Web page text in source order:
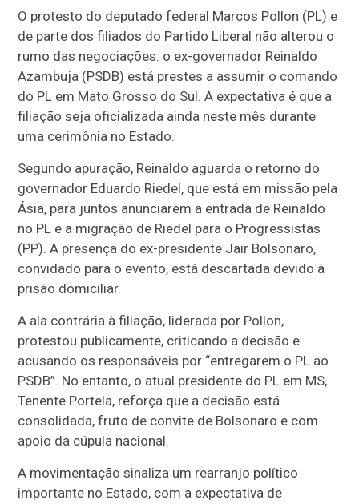
O protesto do deputado federal Marcos Pollon (PL) e
de parte dos filiados do Partido Liberal não alterou o
rumo das negociações: o ex-governador Reinaldo
Azambuja (PSDB) está prestes a assumir o comando
do PL em Mato Grosso do Sul. A expectativa é que a
filiação seja oficializada ainda neste mês durante
uma cerimônia no Estado.
Segundo apuração, Reinaldo aguarda o retorno do
governador Eduardo Riedel, que está em missão pela
Ásia, para juntos anunciarem a entrada de Reinaldo
no PL e a migração de Riedel para o Progressistas
(PP). A presença do ex-presidente Jair Bolsonaro,
convidado para o evento, está descartada devido à
prisão domiciliar.
A ala contrária à filiação, liderada por Pollon,
protestou publicamente, criticando a decisão e
acusando os responsáveis por “entregarem o PL ao
PSDB”. No entanto, o atual presidente do PL em MS,
Tenente Portela, reforça que a decisão está
consolidada, fruto de convite de Bolsonaro e com
apoio da cúpula nacional.
A movimentação sinaliza um rearranjo político
importante no Estado, com a expectativa de